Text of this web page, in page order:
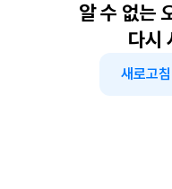
알 수 없는
다시
새로고침